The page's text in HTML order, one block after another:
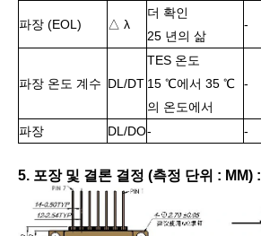
파장 (EOL) △ λ
더 확인
25 년의 삶
-
파장 온도 계수 DL/DT
TES 온도
15 ℃에서 35 ℃
의 온도에서
-
파장 DL/DO- -
5. 포장 및 결론 결정 (측정 단위 : MM) :